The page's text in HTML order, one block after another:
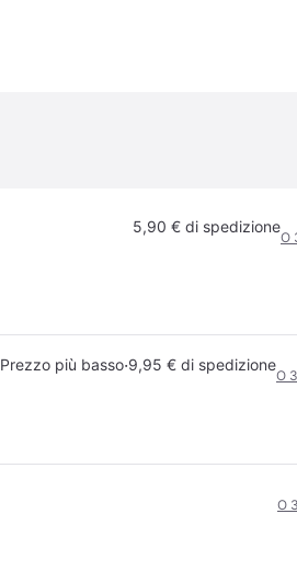
5,90 € di spedizione
O
Prezzo più basso·9,95 € di spedizione
O
O